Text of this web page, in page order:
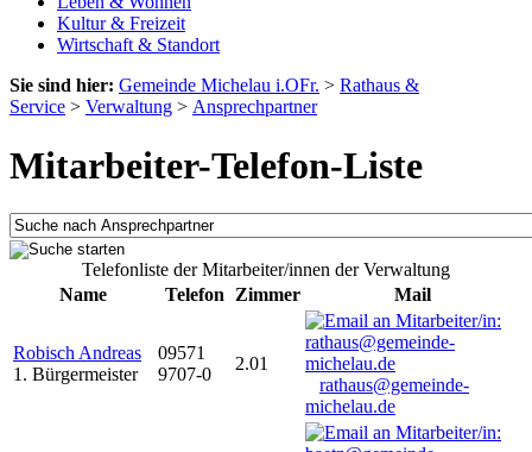
Kultur & Freizeit
Wirtschaft & Standort
Sie sind hier: Gemeinde Michelau i.OFr. > Rathaus &
Service > Verwaltung > Ansprechpartner
Mitarbeiter-Telefon-Liste
Telefonliste der Mitarbeiter/innen der Verwaltung
Name
Telefon Zimmer Mail
Robisch Andreas
1. Bürgermeister
09571
9707-0
2.01
rathaus@gemeinde-
michelau.de